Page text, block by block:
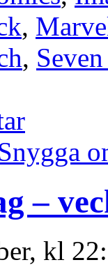
,
,
–
kl